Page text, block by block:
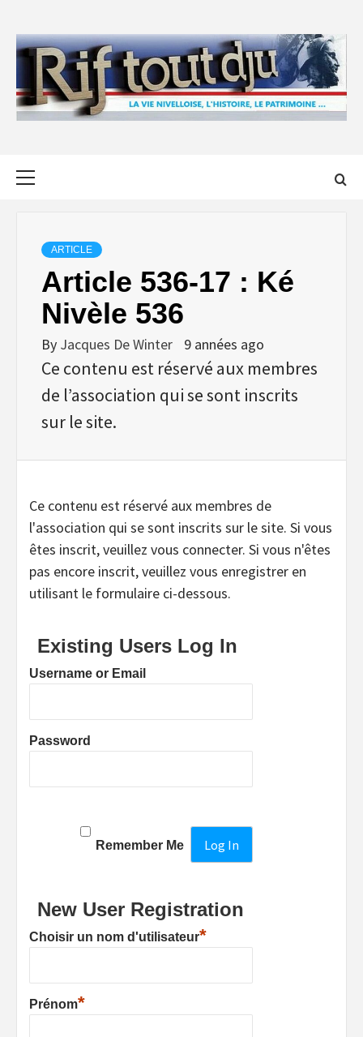
content
ARTICLE
Article 536-17 : Ké
Nivèle 536
By Jacques De Winter 9 années ago
Ce contenu est réservé aux membres
de l’association qui se sont inscrits
sur le site.
Ce contenu est réservé aux membres de
l'association qui se sont inscrits sur le site. Si vous
êtes inscrit, veuillez vous connecter. Si vous n'êtes
pas encore inscrit, veuillez vous enregistrer en
utilisant le formulaire ci-dessous.
Existing Users Log In
Username or Email
Password
Remember Me
New User Registration
Choisir un nom d'utilisateur*
Prénom*